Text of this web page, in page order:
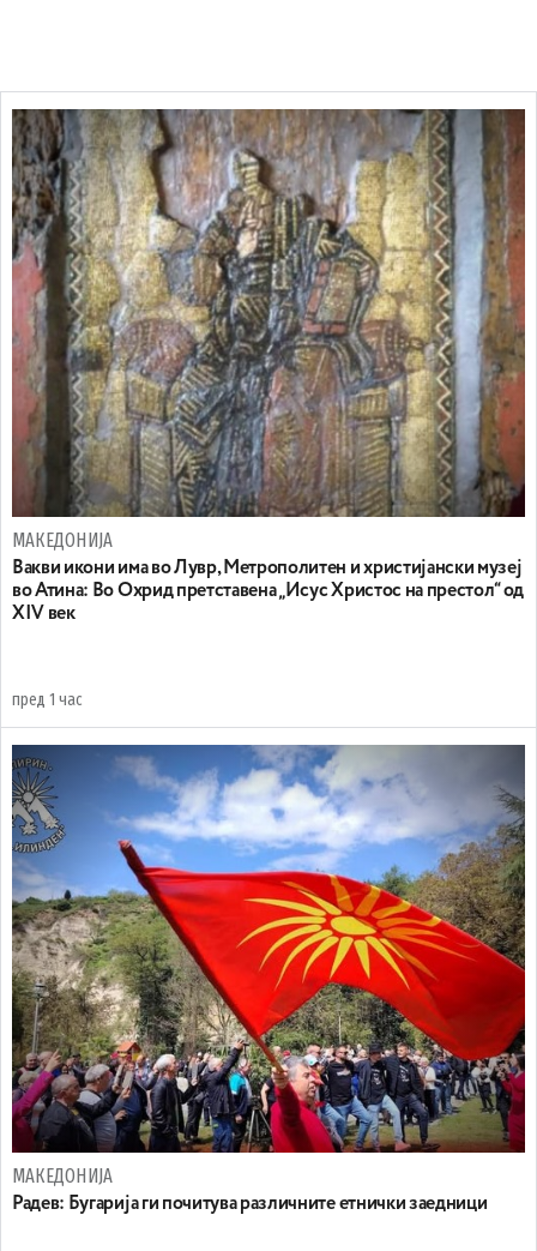
МАКЕДОНИЈА
Вакви икони има во Лувр, Метрополитен и христијански музеј
во Атина: Во Охрид претставена „Исус Христос на престол“ од
XIV век
пред 1 час
МАКЕДОНИЈА
Радев: Бугарија ги почитува различните етнички заедници